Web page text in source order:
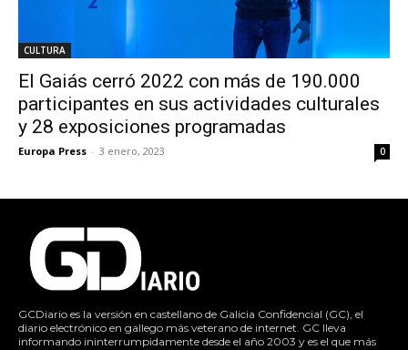
CULTURA
El Gaiás cerró 2022 con más de 190.000
participantes en sus actividades culturales
y 28 exposiciones programadas
Europa Press - 3 enero, 2023 0
GCDiario es la versión en castellano de Galicia Confidencial (GC), el
diario electrónico en gallego más veterano de internet. GC lleva
informando ininterrumpidamente desde el año 2003 y es el que más